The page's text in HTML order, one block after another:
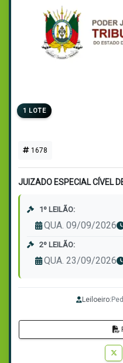
1 LOTE
1678
JUIZADO ESPECIAL CÍVEL
1º LEILÃO:
QUA. 09/09/2026
2º LEILÃO:
QUA. 23/09/2026
Leiloeiro: